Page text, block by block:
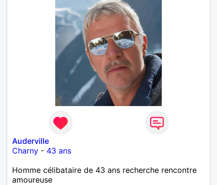
Auderville
Charny - 43 ans
Homme célibataire de 43 ans recherche rencontre
amoureuse